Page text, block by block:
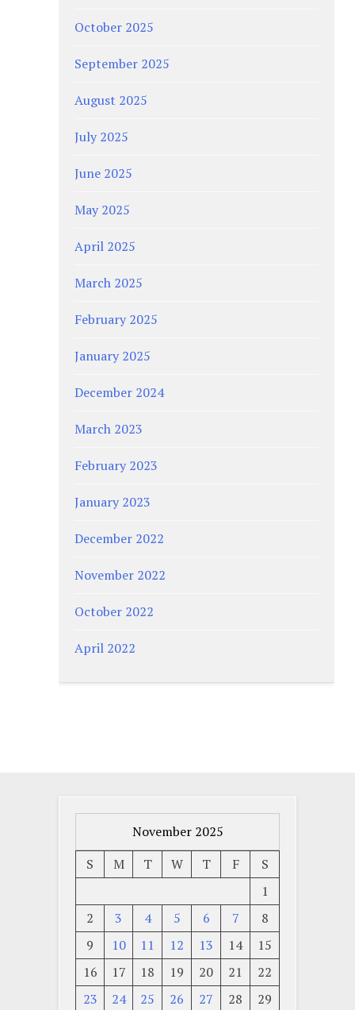
October 2025
September 2025
August 2025
July 2025
June 2025
May 2025
April 2025
March 2025
February 2025
January 2025
December 2024
March 2023
February 2023
January 2023
December 2022
November 2022
October 2022
April 2022
November 2025
S
M T W T F
S
1
2
3 4 5 6 7
8
9
10 11 12 13 14
15
16
17 18 19 20 21
22
23
24 25 26 27 28 29